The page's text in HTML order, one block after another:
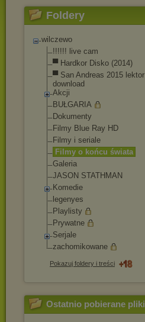
Foldery
wilczewo
!!!!!! live cam
▀ Hardkor Disko (2014)
▀ San Andreas 2015 lektor
download
Akcji
BUŁGARIA
Dokumenty
Filmy Blue Ray HD
Filmy i seriale
Filmy o końcu świata
Galeria
JASON STATHMAN
Komedie
legenyes
Playlisty
Prywatne
Serjale
zachomikowane
Pokazuj foldery i treści
Ostatnio pobierane pliki